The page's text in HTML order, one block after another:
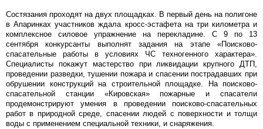
Состязания проходят на двух площадках. В первый день на полигоне
в Апаринках участников ждала кросс-эстафета на три километра и
комплексное силовое упражнение на перекладине. С 9 по 13
сентября конкурсанты выполнят задания на этапе «Поисково-
спасательные работы в условиях ЧС техногенного характера».
Специалисты покажут мастерство при ликвидации крупного ДТП,
проведении разведки, тушении пожара и спасении пострадавших при
обрушении конструкций на строительной площадке. На поисково-
спасательной станции «Кировская» пожарные и спасатели
продемонстрируют умения в проведении поисково-спасательных
работ в природной среде, спасении людей с поверхности и толщи
воды с применением специальной техники, и снаряжения.